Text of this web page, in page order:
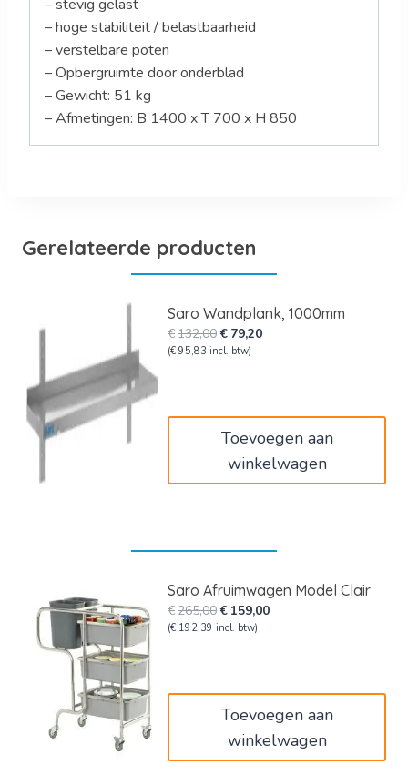
– stevig gelast
– hoge stabiliteit / belastbaarheid
– verstelbare poten
– Opbergruimte door onderblad
– Gewicht: 51 kg
– Afmetingen: B 1400 x T 700 x H 850
Gerelateerde producten
Saro Wandplank, 1000mm
€132,00Oorspronkelijke
prijs
€ 79,20Huidige
(€ 95,83 incl. btw)
Toevoegen aan
winkelwagen
Saro Afruimwagen Model Clair
€265,00Oorspronkelijke
prijs
€ 159,00Huidige
(€ 192,39 incl. btw)
Toevoegen aan
winkelwagen